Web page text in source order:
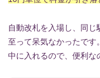
自動改札を入場し、同じ
至って呆気なかったです
中に入れるので、便利な